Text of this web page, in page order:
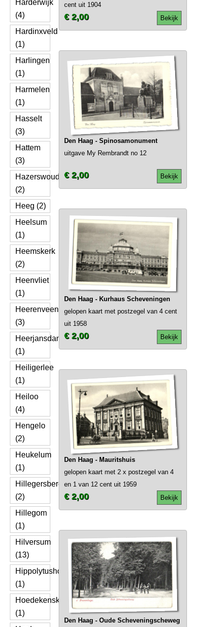
Harderwijk
(4)
Hardinxveld
(1)
Harlingen
(1)
Harmelen
(1)
Hasselt
(3)
Hattem
(3)
Hazerswoude
(2)
Heeg (2)
Heelsum
(1)
Heemskerk
(2)
Heenvliet
(1)
Heerenveen
(3)
Heerjansdam
(1)
Heiligerlee
(1)
Heiloo
(4)
Hengelo
(2)
Heukelum
(1)
Hillegersberg
(2)
Hillegom
(1)
Hilversum
(13)
Hippolytushoef
(1)
Hoedekenskerke
(1)
cent uit 1904
Bekijk
€ 2,00
Den Haag - Spinosamonument
uitgave My Rembrandt no 12
Bekijk
€ 2,00
Den Haag - Kurhaus Scheveningen
gelopen kaart met postzegel van 4 cent
uit 1958
Bekijk
€ 2,00
Den Haag - Mauritshuis
gelopen kaart met 2 x postzegel van 4
en 1 van 12 cent uit 1959
Bekijk
€ 2,00
Den Haag - Oude Scheveningscheweg